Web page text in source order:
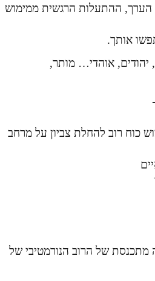
הערך, ההתעלות הרגשית ממימוש
אותך.
אוהדי… מותר,
כוח רוב להחלת צביון על מרחב
של הרוב הנורמטיבי של